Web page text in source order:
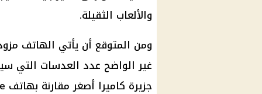
والألعاب الثقيلة.
ومن المتوقع أن يأتي الهاتف
غير الواضح عدد العدسات التي